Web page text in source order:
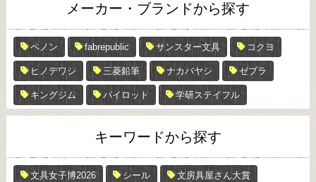
メーカー・ブランドから探す
ペノン fabrepublic サンスター文具 コクヨ
ヒノデワシ 三菱鉛筆 ナカバヤシ ゼブラ
キングジム パイロット 学研ステイフル
キーワードから探す
文具女子博2026 シール 文房具屋さん大賞